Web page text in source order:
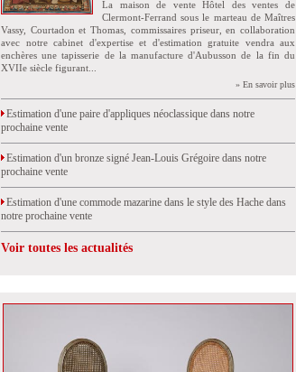
La maison de vente Hôtel des ventes de
Clermont-Ferrand sous le marteau de Maîtres
Vassy, Courtadon et Thomas, commissaires priseur, en collaboration
avec notre cabinet d'expertise et d'estimation gratuite vendra aux
enchères une tapisserie de la manufacture d'Aubusson de la fin du
XVIIe siècle figurant...
» En savoir plus
Estimation d'une paire d'appliques néoclassique dans notre
prochaine vente
Estimation d'un bronze signé Jean-Louis Grégoire dans notre
prochaine vente
Estimation d'une commode mazarine dans le style des Hache dans
notre prochaine vente
Voir toutes les actualités